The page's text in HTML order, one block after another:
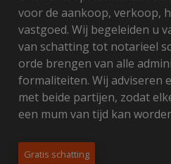
voor de aankoop, verkoop,
vastgoed. Wij begeleiden u
van schatting tot notarieel
orde brengen van alle
formaliteiten. Wij adviseren
met beide partijen, zodat
een mum van tijd kan
Gratis schatting